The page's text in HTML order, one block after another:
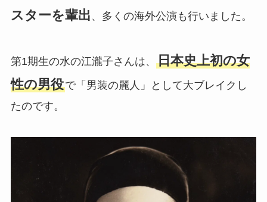
スターを輩出 、多くの海外公演も行いました。
第1期生の水の江瀧子さんは、 日本史上初の女
性の男役で「男装の麗人」として大ブレイクし
たのです。